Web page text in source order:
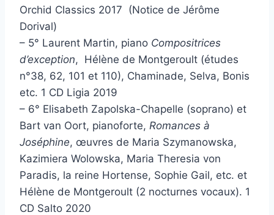
Orchid Classics 2017 (Notice de Jérôme
Dorival)
– 5° Laurent Martin, piano Compositrices
d’exception, Hélène de Montgeroult (études
n°38, 62, 101 et 110), Chaminade, Selva, Bonis
etc. 1 CD Ligia 2019
– 6° Elisabeth Zapolska-Chapelle (soprano) et
Bart van Oort, pianoforte, Romances à
Joséphine, œuvres de Maria Szymanowska,
Kazimiera Wolowska, Maria Theresia von
Paradis, la reine Hortense, Sophie Gail, etc. et
Hélène de Montgeroult (2 nocturnes vocaux). 1
CD Salto 2020